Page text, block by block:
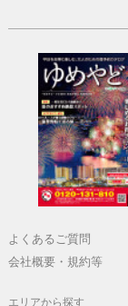
よくあるご質問
会社概要・規約等
エリアから探す